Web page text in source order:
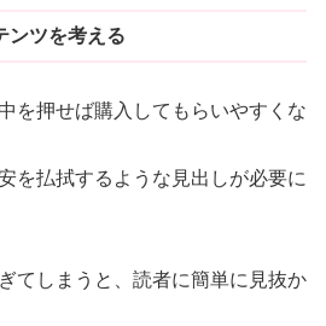
ンツを考える
を押せば購入してもらいやすくな
を払拭するような見出しが必要に
てしまうと、読者に簡単に見抜か